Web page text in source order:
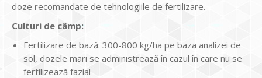
doze recomandate de tehnologiile de fertilizare.
Culturi de câmp:
Fertilizare de bază: 300-800 kg/ha pe baza analizei de
sol, dozele mari se administrează în cazul în care nu se
fertilizează fazial